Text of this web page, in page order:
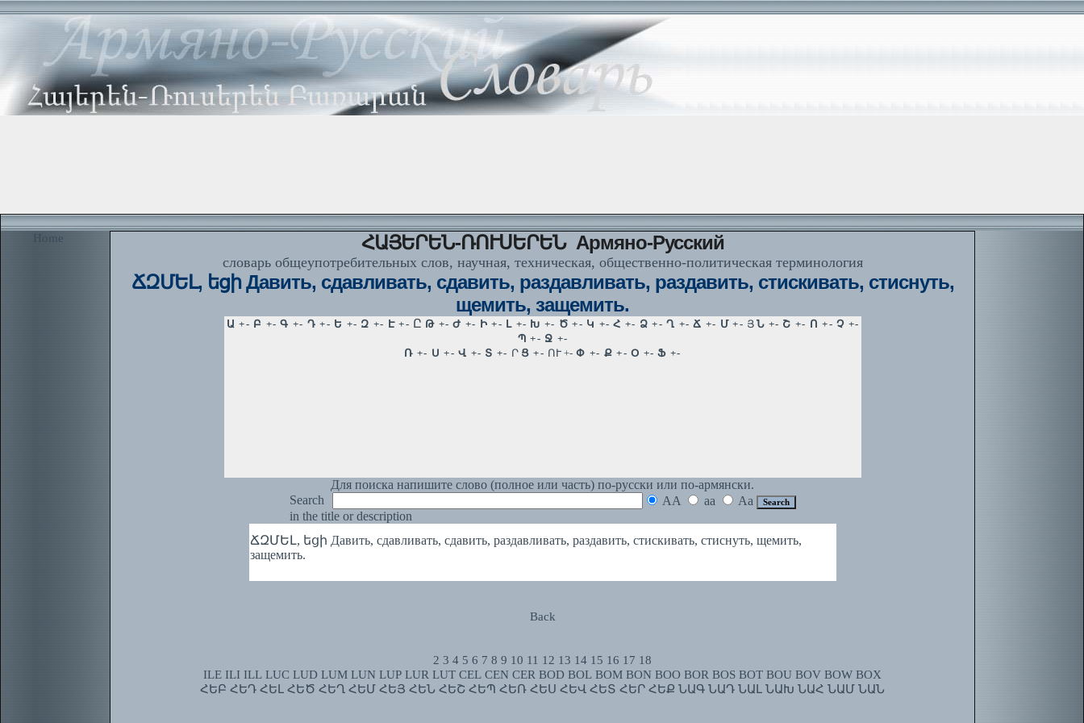
Home ՀԱՅԵՐԵՆ-ՌՈՒՍԵՐԵՆ Армяно-Русский
словарь общеупотребительных слов, научная, техническая, общественно-политическая терминология
ՃԶՄԵԼ, եցի Давить, сдавливать, сдавить, раздавливать, раздавить, стискивать, стиснуть,
щемить, защемить.
Для поиска напишите слово (полное или часть) по-русски или по-армянски.
Search
AA aa
Aa
in the title or description
ՃԶՄԵԼ, եցի Давить, сдавливать, сдавить, раздавливать, раздавить, стискивать, стиснуть, щемить,
защемить.
Back
2 3 4 5 6 7 8 9 10 11 12 13 14 15 16 17 18
ILE ILI ILL LUC LUD LUM LUN LUP LUR LUT CEL CEN CER BOD BOL BOM BON BOO BOR BOS BOT BOU BOV BOW BOX
ՀԵԲ ՀԵԴ ՀԵԼ ՀԵԾ ՀԵՂ ՀԵՄ ՀԵՅ ՀԵՆ ՀԵՇ ՀԵՊ ՀԵՌ ՀԵՍ ՀԵՎ ՀԵՏ ՀԵՐ ՀԵՔ ՆԱԳ ՆԱԴ ՆԱԼ ՆԱԽ ՆԱՀ ՆԱՄ ՆԱՆ